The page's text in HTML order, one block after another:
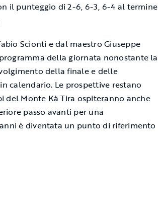
il punteggio di 2-6, 6-3, 6-4 al termine
Scionti e dal maestro Giuseppe
della giornata nonostante la
della finale e delle
calendario. Le prospettive restano
del Monte Kà Tira ospiteranno anche
passo avanti per una
è diventata un punto di riferimento